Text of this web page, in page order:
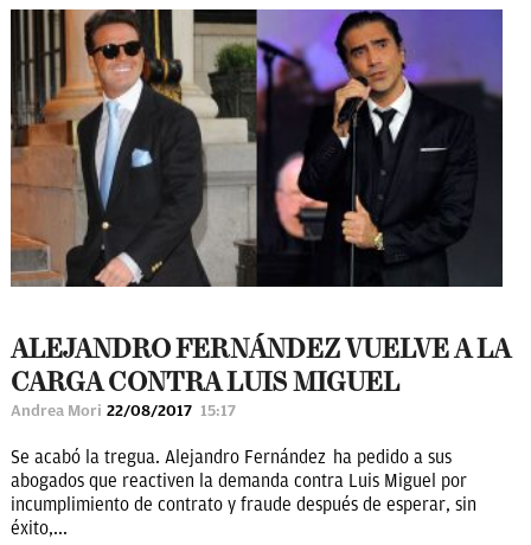
ALEJANDRO FERNÁNDEZ VUELVE A LA
CARGA CONTRA LUIS MIGUEL
Andrea Mori 22/08/2017 15:17
Se acabó la tregua. Alejandro Fernández ha pedido a sus
abogados que reactiven la demanda contra Luis Miguel por
incumplimiento de contrato y fraude después de esperar, sin
éxito,...